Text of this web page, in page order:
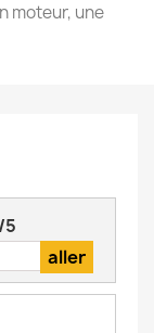
moteur, une
/5